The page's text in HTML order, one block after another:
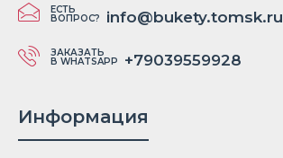
ЕСТЬ
ВОПРОС? info@bukety.tomsk.ru
ЗАКАЗАТЬ
В WHATSAPP +79039559928
Информация